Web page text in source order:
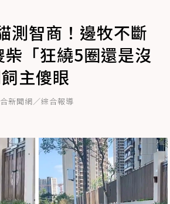
測智商！邊牧不斷
柴「狂繞5圈還是沒
主傻眼
新聞網／綜合報導